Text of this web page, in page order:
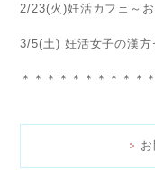
2/23(火)妊活カフェ～
3/5(土) 妊活女子の漢方
＊＊＊＊＊＊＊＊＊＊